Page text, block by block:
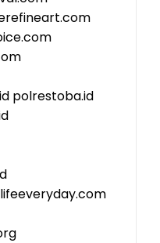
polrestoba.id